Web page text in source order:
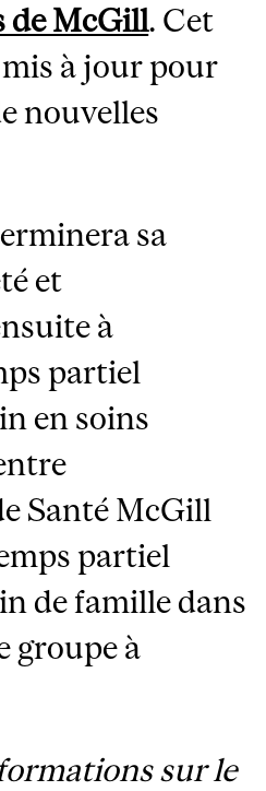
de McGill. Cet
à jour pour
nouvelles
sa
et
à
partiel
en soins
Santé McGill
partiel
de famille dans
groupe à
sur le